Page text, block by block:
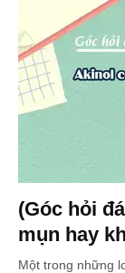
(Góc hỏi
mụn hay
Một trong những